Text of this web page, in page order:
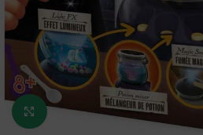
Κάντε κλικ για μεγέθυνση